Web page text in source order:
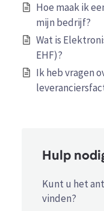
Hoe maak ik
mijn bedrijf?
Wat is
EHF)?
Ik heb vragen
Hulp
Kunt u het
vinden?